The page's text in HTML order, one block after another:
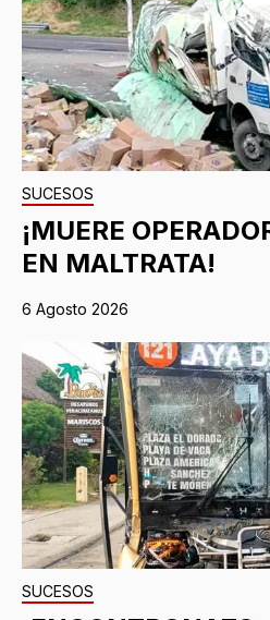
SUCESOS
¡MUERE
EN MALTRATA!
6 Agosto 2026
SUCESOS